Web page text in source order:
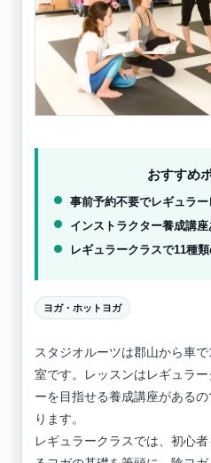
おすすめ
事前予約不要でレギュラ
インストラクター養成講
レギュラークラスで11種
ヨガ・ホットヨガ
スタジオルーツは郡山から車
室です。レッスンはレギュラ
ーを目指せる養成講座がある
ります。
レギュラークラスでは、初心